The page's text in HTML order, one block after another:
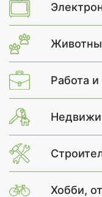
Работа
Хобби,